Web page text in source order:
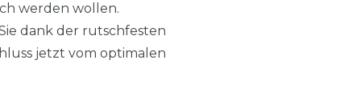
werden wollen.
dank der rutschfesten
jetzt vom optimalen